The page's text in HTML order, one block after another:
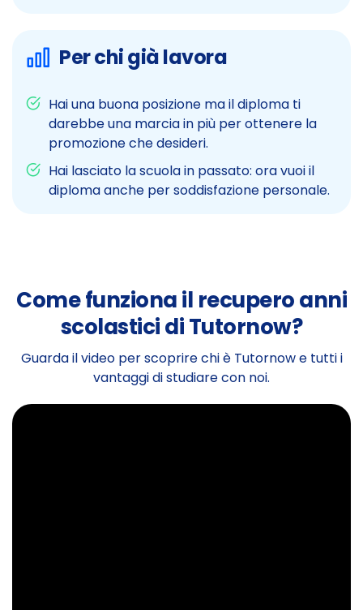
Per chi già lavora
Hai una buona posizione ma il diploma ti
darebbe una marcia in più per ottenere la
promozione che desideri.
Hai lasciato la scuola in passato: ora vuoi il
diploma anche per soddisfazione personale.
Come funziona il recupero anni
scolastici di Tutornow?
Guarda il video per scoprire chi è Tutornow e tutti i
vantaggi di studiare con noi.